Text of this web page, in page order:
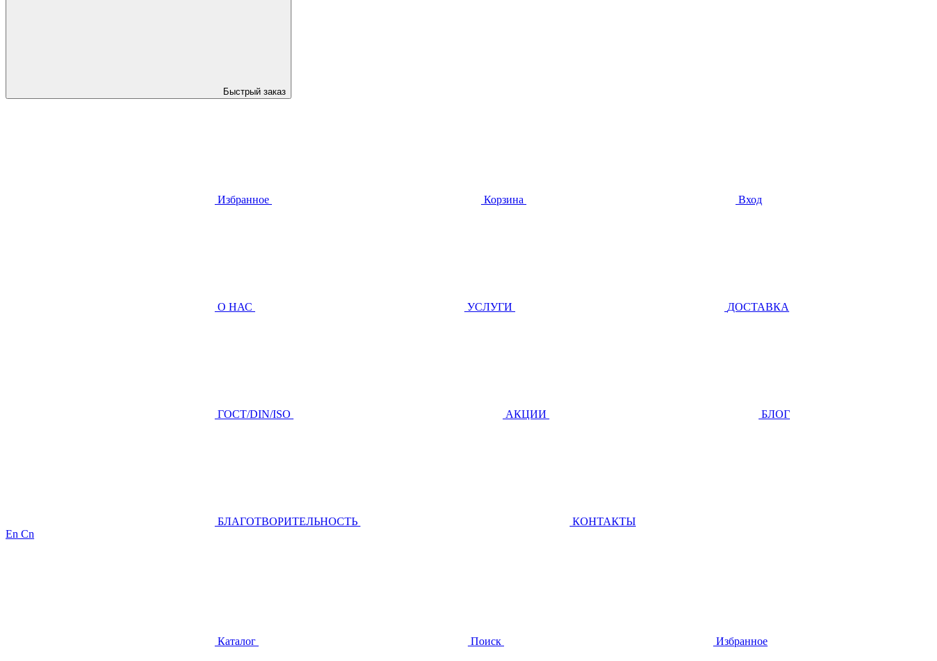
Быстрый заказ
Избранное Корзина Вход
О НАС УСЛУГИ ДОСТАВКА
ГOCТ/DIN/ISO АКЦИИ БЛОГ
БЛАГОТВОРИТЕЛЬНОСТЬ
КОНТАКТЫ
En Cn
Каталог Поиск Избранное